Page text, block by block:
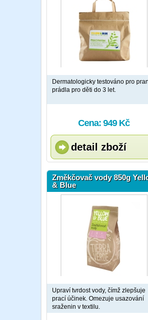
Dermatologicky testováno pro
prádla pro děti do 3 let.
Cena: 949 Kč
detail zboží
Změkčovač vody 850g
& Blue
Upraví tvrdost vody, čímž zlepšuje
prací účinek. Omezuje usazování
sraženin v textilu.